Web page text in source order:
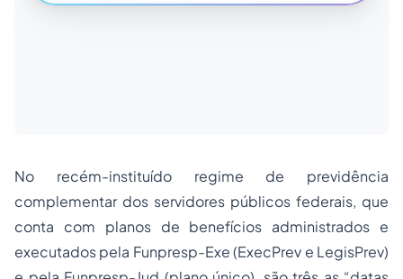
No recém-instituído regime de previdência
complementar dos servidores públicos federais, que
conta com planos de benefícios administrados e
executados pela Funpresp-Exe (ExecPrev e LegisPrev)